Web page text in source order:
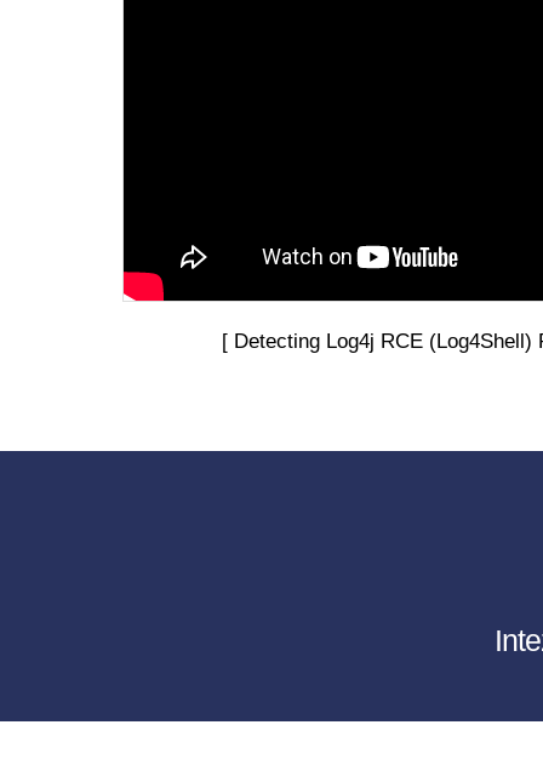
[ Detecting Log4j RCE (Log4Shell)